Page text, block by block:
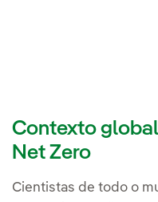
Contexto
Net Zero
Cientistas de todo o